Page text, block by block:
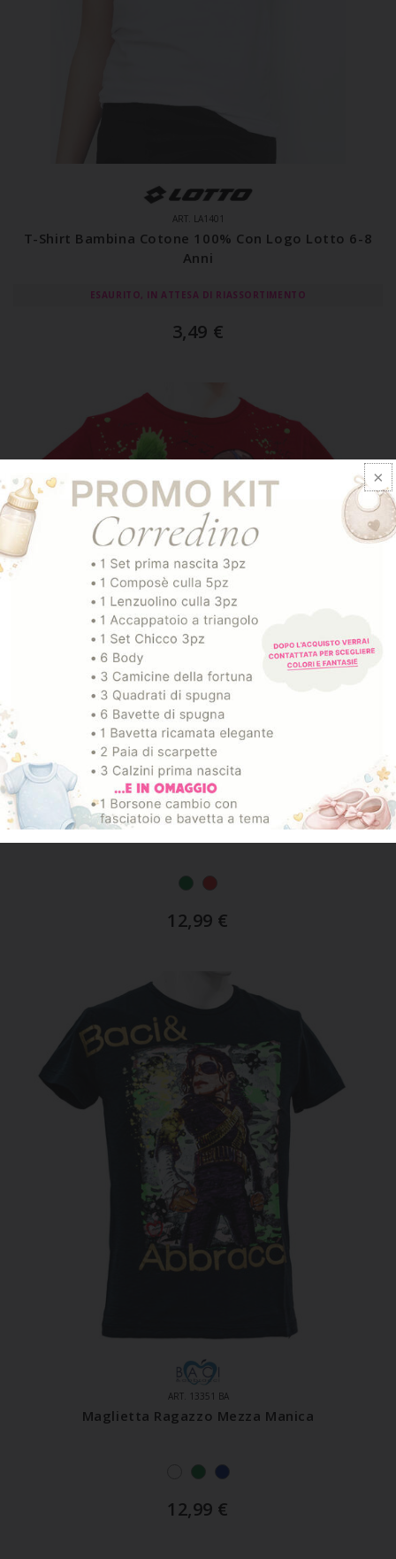
ART. LA1401
T-Shirt Bambina Cotone 100% Con Logo Lotto 6-8
Anni
ESAURITO, IN ATTESA DI RIASSORTIMENTO
3,49 €
ART. 13519 BA
Maglietta Ragazzo Mezza Manica
12,99 €
ART. 13351 BA
Maglietta Ragazzo Mezza Manica
12,99 €